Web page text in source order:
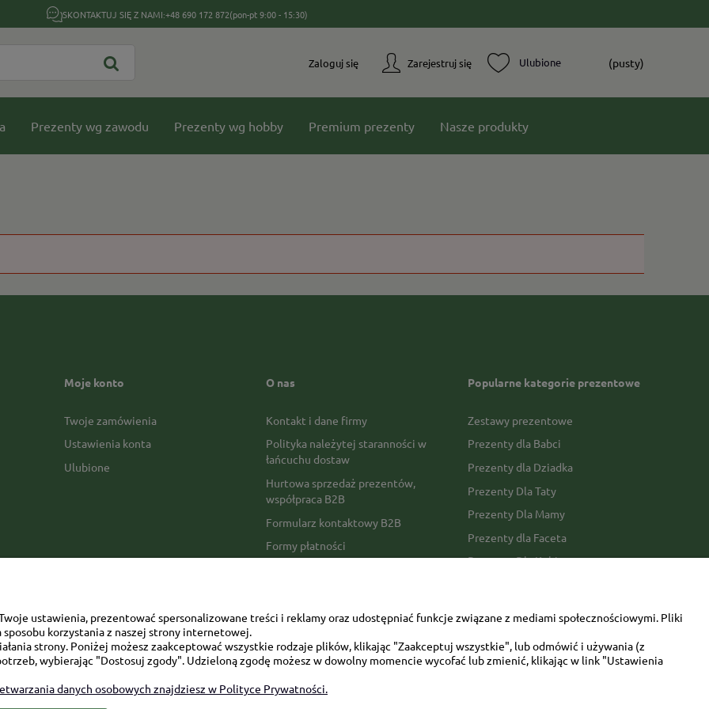
SKONTAKTUJ SIĘ Z NAMI:+48 690 172 872(pon-pt 9:00 - 15:30)
Zarejestruj się
Zaloguj się (pusty)
Prezenty wg zawodu Prezenty wg hobby Premium prezenty Nasze produkty
Moje konto
Twoje zamówienia
Ustawienia konta
Ulubione
O nas
Kontakt i dane firmy
Polityka należytej staranności w
łańcuchu dostaw
Hurtowa sprzedaż prezentów,
współpraca B2B
Formularz kontaktowy B2B
Formy płatności
Opinie Trustmate
Mapa kategorii
Popularne kategorie prezentowe
Zestawy prezentowe
Prezenty dla Babci
Prezenty dla Dziadka
Prezenty Dla Taty
Prezenty Dla Mamy
Prezenty dla Faceta
Prezenty Dla Kobiety
ustawienia, prezentować spersonalizowane treści i reklamy oraz udostępniać funkcje związane z mediami społecznościowymi. Pliki
korzystania z naszej strony internetowej.
strony. Poniżej możesz zaakceptować wszystkie rodzaje plików, klikając "Zaakceptuj wszystkie", lub odmówić i używania (z
wybierając "Dostosuj zgody". Udzieloną zgodę możesz w dowolny momencie wycofać lub zmienić, klikając w link "Ustawienia
danych osobowych znajdziesz w Polityce Prywatności.